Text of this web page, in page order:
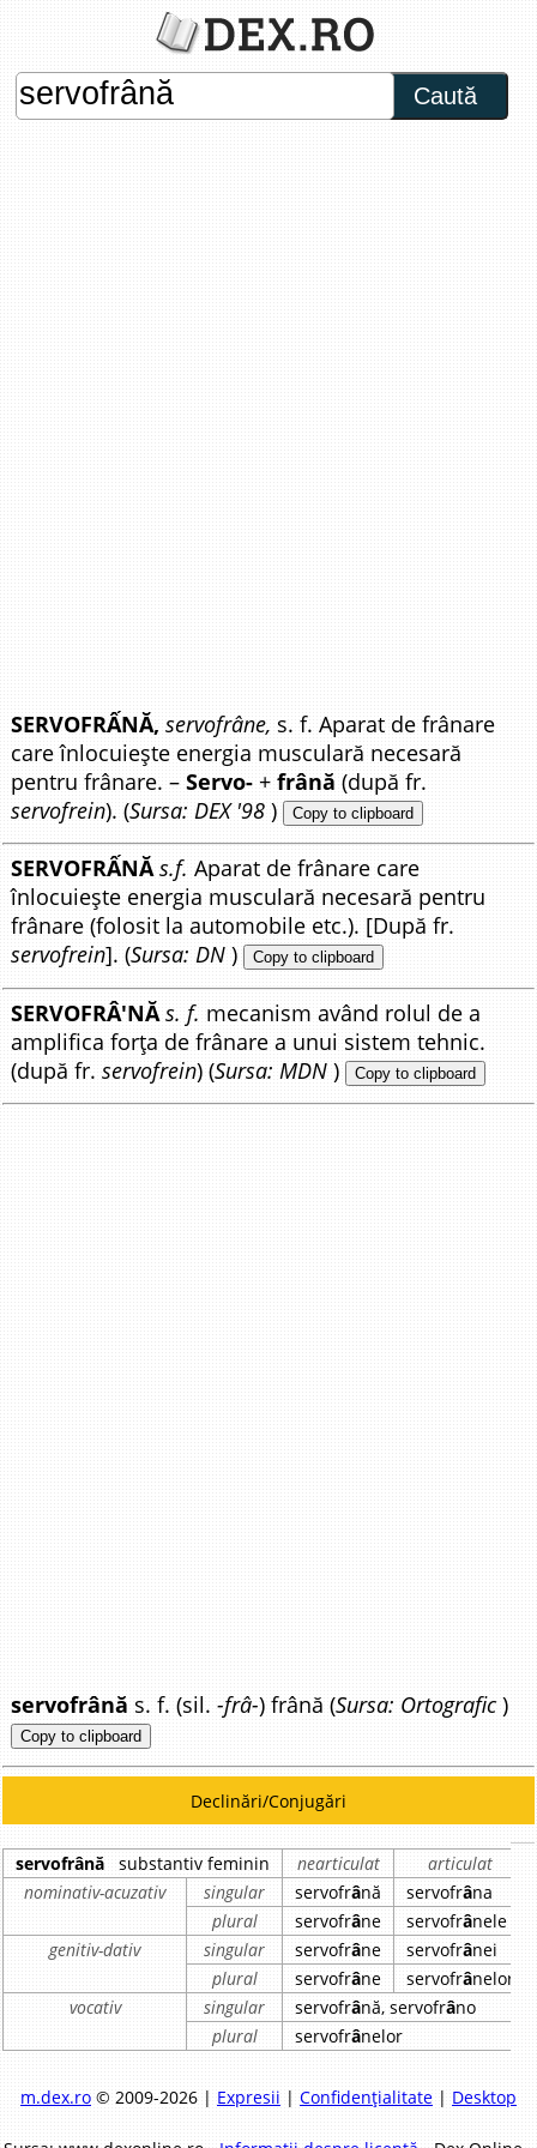
Caută
SERVOFRẤNĂ, servofrâne, s. f. Aparat de frânare
care înlocuiește energia musculară necesară
pentru frânare. –Servo- +frână (după fr.
servofrein). (Sursa: DEX '98 ) Copy to clipboard
SERVOFRẤNĂ s.f. Aparat de frânare care
înlocuiește energia musculară necesară pentru
frânare (folosit la automobile etc.). [După fr.
servofrein]. (Sursa: DN ) Copy to clipboard
SERVOFRÂ'NĂ s. f. mecanism având rolul de a
amplifica forța de frânare a unui sistem tehnic.
(după fr.servofrein) (Sursa: MDN ) Copy to clipboard
servofrână s. f. (sil.-frâ-) frână (Sursa: Ortografic)
Copy to clipboard
Declinări/Conjugări
servofrână substantiv feminin nearticulat
articulat
nominativ-acuzativ
singular servofrână servofrâna
plural
servofrâne servofrânele
genitiv-dativ
singular servofrâne servofrânei
plural
servofrâne servofrânelor
vocativ
singular servofrână, servofrâno
plural
servofrânelor
m.dex.ro© 2009-2026 | Expresii | Confidențialitate| Desktop